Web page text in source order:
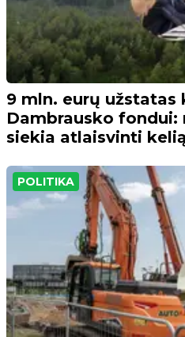
9 mln. eurų užstatas
Dambrausko fondui:
siekia atlaisvinti
POLITIKA